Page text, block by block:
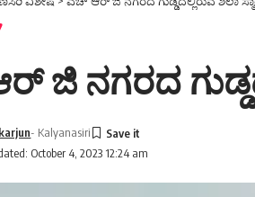
ಜಿ ನಗರದ
October 4, 2023 12:24 am
- Kalyanasiri